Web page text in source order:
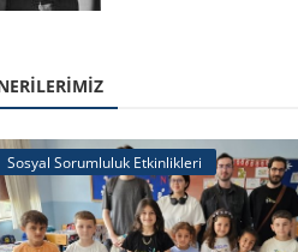
Sosyal Sorumluluk Etkinlikleri